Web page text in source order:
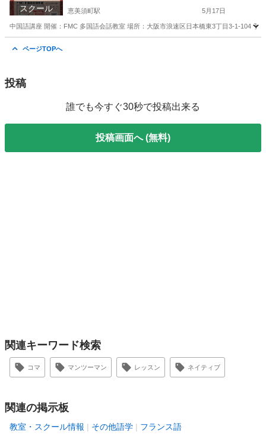
スクール 恵美須町駅 5月17日
中国語講座 開催：FMC 多国語会話教室 場所：大阪市浪速区日本橋東3丁目3-1-104
ページTOPへ
投稿
誰でも今すぐ30秒で投稿出来る
投稿画面へ (無料)
関連キーワード検索
コマ マンツーマン レッスン ネイティブ
関連の掲示板
教室・スクール情報 その他語学 フランス語